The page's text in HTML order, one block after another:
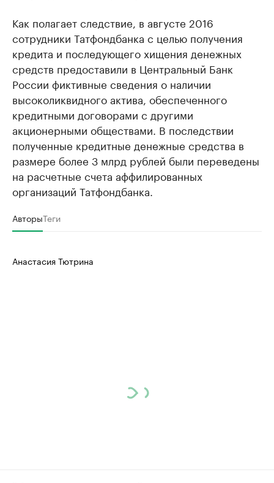
Как полагает следствие, в августе 2016
сотрудники Татфондбанка с целью получения
кредита и последующего хищения денежных
средств предоставили в Центральный Банк
России фиктивные сведения о наличии
высоколиквидного актива, обеспеченного
кредитными договорами с другими
акционерными обществами. В последствии
полученные кредитные денежные средства в
размере более 3 млрд рублей были переведены
на расчетные счета аффилированных
организаций Татфондбанка.
АвторыТеги
Анастасия Тютрина